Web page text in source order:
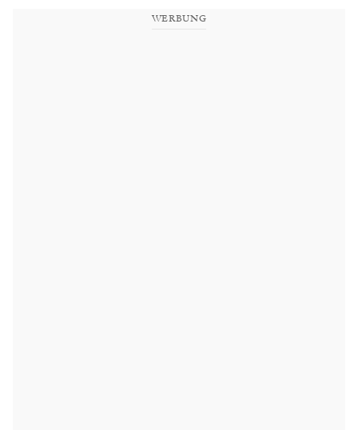
WERBUNG